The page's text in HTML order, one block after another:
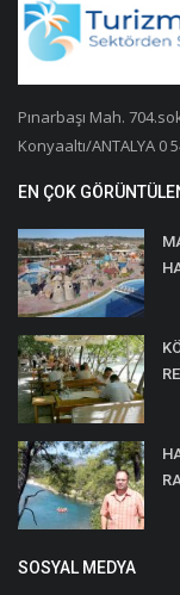
Pınarbaşı Mah.
Konyaaltı/ANTALYA 0
EN ÇOK
SOSYAL MEDYA